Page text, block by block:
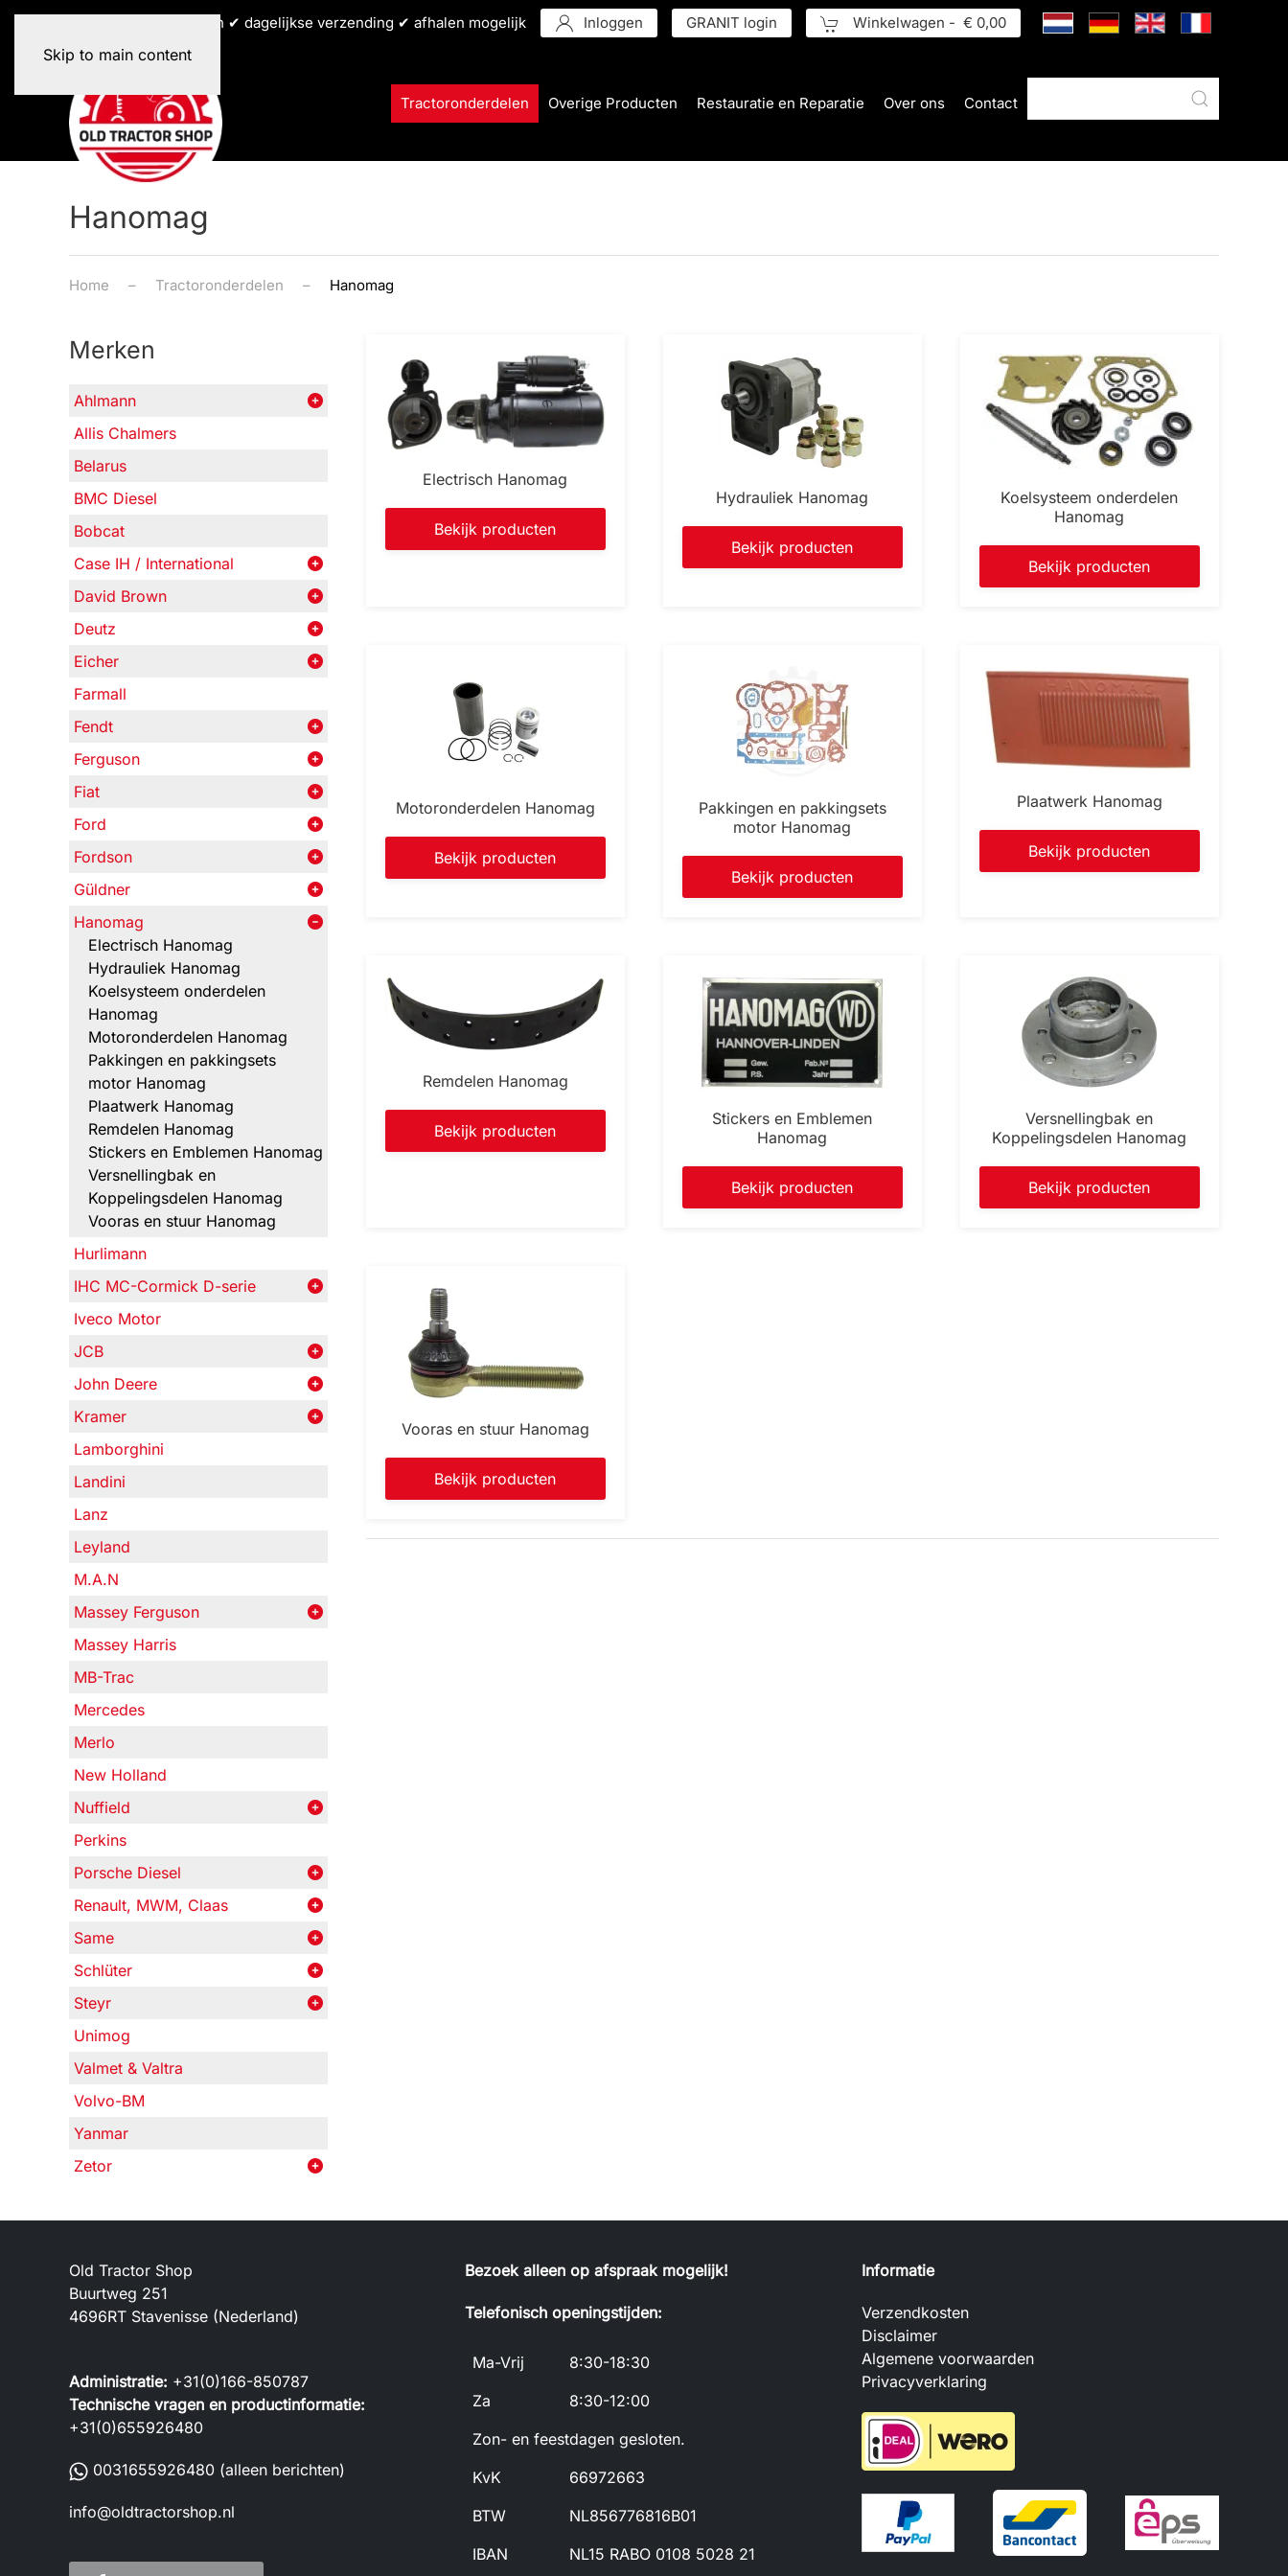
Skip to main content
✔ alle tractormerken ✔ dagelijkse verzending ✔ afhalen mogelijk Inloggen GRANIT login Winkelwagen - € 0,00
Tractoronderdelen Overige Producten Restauratie en Reparatie Over ons Contact
Hanomag
Home Tractoronderdelen Hanomag
Merken
Ahlmann
Allis Chalmers
Belarus
BMC Diesel
Bobcat
Case IH / International
David Brown
Deutz
Eicher
Farmall
Fendt
Ferguson
Fiat
Ford
Fordson
Güldner
Hanomag
Electrisch Hanomag
Hydrauliek Hanomag
Koelsysteem onderdelen
Hanomag
Motoronderdelen Hanomag
Pakkingen en pakkingsets
motor Hanomag
Plaatwerk Hanomag
Remdelen Hanomag
Stickers en Emblemen Hanomag
Versnellingbak en
Koppelingsdelen Hanomag
Vooras en stuur Hanomag
Hurlimann
IHC MC-Cormick D-serie
Iveco Motor
JCB
John Deere
Kramer
Lamborghini
Landini
Lanz
Leyland
M.A.N
Massey Ferguson
Massey Harris
MB-Trac
Mercedes
Merlo
New Holland
Nuffield
Perkins
Porsche Diesel
Renault, MWM, Claas
Same
Schlüter
Steyr
Unimog
Valmet & Valtra
Volvo-BM
Yanmar
Zetor
Electrisch Hanomag
Bekijk producten
Hydrauliek Hanomag
Bekijk producten
Koelsysteem onderdelen
Hanomag
Bekijk producten
Motoronderdelen Hanomag
Bekijk producten
Pakkingen en pakkingsets
motor Hanomag
Bekijk producten
Plaatwerk Hanomag
Bekijk producten
Remdelen Hanomag
Bekijk producten
Stickers en Emblemen
Hanomag
Bekijk producten
Versnellingbak en
Koppelingsdelen Hanomag
Bekijk producten
Vooras en stuur Hanomag
Bekijk producten
Old Tractor Shop
Buurtweg 251
4696RT Stavenisse (Nederland)
Administratie: +31(0)166-850787
Technische vragen en productinformatie:
+31(0)655926480
0031655926480 (alleen berichten)
info@oldtractorshop.nl
Bezoek alleen op afspraak mogelijk!
Telefonisch openingstijden:
Ma-Vrij
8:30-18:30
Za
8:30-12:00
Zon- en feestdagen gesloten.
KvK
66972663
BTW
NL856776816B01
IBAN
NL15 RABO 0108 5028 21
Informatie
Verzendkosten
Disclaimer
Algemene voorwaarden
Privacyverklaring